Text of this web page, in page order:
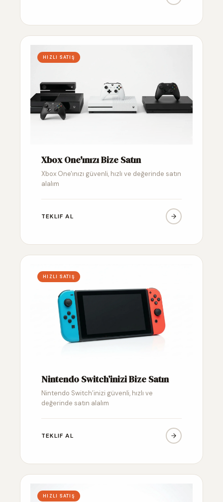
HIZLI SATIŞ
Xbox One'ınızı Bize Satın
Xbox One'ınızı güvenli, hızlı ve değerinde satın
alalım
TEKLIF AL
HIZLI SATIŞ
Nintendo Switch’inizi Bize Satın
Nintendo Switch’inizi güvenli, hızlı ve
değerinde satın alalım
TEKLIF AL
HIZLI SATIŞ